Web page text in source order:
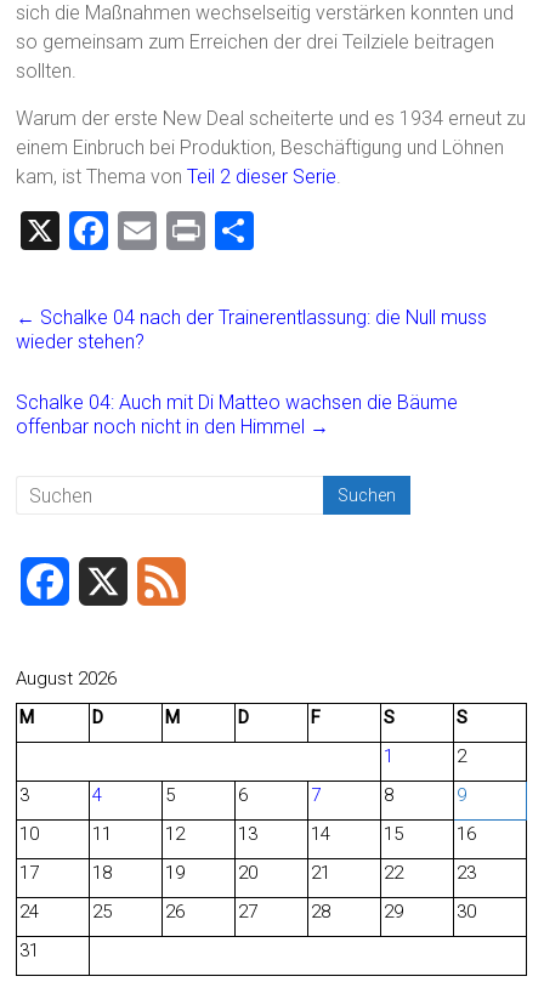
sich die Maßnahmen wechselseitig verstärken konnten und
so gemeinsam zum Erreichen der drei Teilziele beitragen
sollten.
Warum der erste New Deal scheiterte und es 1934 erneut zu
einem Einbruch bei Produktion, Beschäftigung und Löhnen
kam, ist Thema vonTeil 2 dieser Serie.
X
F
ce
b
o
ok
E
ai
Pr
t
e
← Schalke 04 nach der Trainerentlassung: die Null muss
wieder stehen?
Schalke 04: Auch mit Di Matteo wachsen die Bäume
offenbar noch nicht in den Himmel →
c
b
o
August 2026
M
D M D F S
S
1
2
3
4 5 6 7 8
9
10
11 12 13 14 15
16
17
18 19 20 21 22
23
24
25 26 27 28 29
30
31